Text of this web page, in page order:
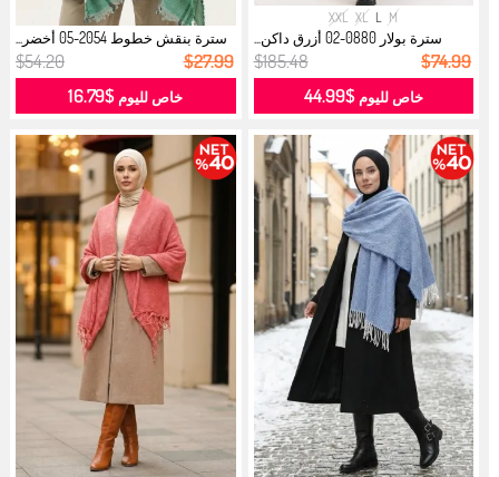
M
L
XL
XXL
سترة بولار 0880-02 أزرق داكن...
$185.48 $74.99
خاص لليوم$44.99
سترة بنقش خطوط 2054-05 أخضر...
$54.20 $27.99
خاص لليوم $16.79